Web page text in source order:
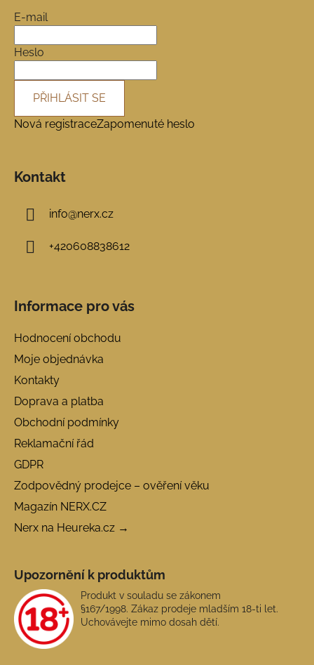
E-mail
Heslo
PŘIHLÁSIT SE
Nová registraceZapomenuté heslo
Kontakt
info@nerx.cz
+420608838612
Informace pro vás
Hodnocení obchodu
Moje objednávka
Kontakty
Doprava a platba
Obchodní podmínky
Reklamační řád
GDPR
Zodpovědný prodejce – ověření věku
Magazín NERX.CZ
Nerx na Heureka.cz →
Upozornění k produktům
Produkt v souladu se zákonem
§167/1998. Zákaz prodeje mladším 18-ti let.
Uchovávejte mimo dosah dětí.